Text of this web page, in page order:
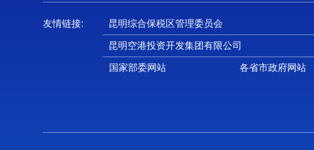
（
五
六
第
友情链接: 昆明综合保税区管理委员会
昆明空港投资开发集团有限公司
国家部委网站 各省市政府网站